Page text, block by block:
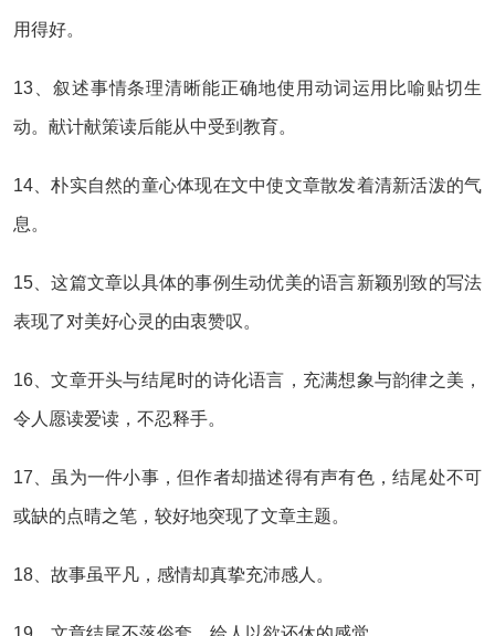
用得好。
13、叙述事情条理清晰能正确地使用动词运用比喻贴切生
动。献计献策读后能从中受到教育。
14、朴实自然的童心体现在文中使文章散发着清新活泼的气
息。
15、这篇文章以具体的事例生动优美的语言新颖别致的写法
表现了对美好心灵的由衷赞叹。
16、文章开头与结尾时的诗化语言，充满想象与韵律之美，
令人愿读爱读，不忍释手。
17、虽为一件小事，但作者却描述得有声有色，结尾处不可
或缺的点晴之笔，较好地突现了文章主题。
18、故事虽平凡，感情却真挚充沛感人。